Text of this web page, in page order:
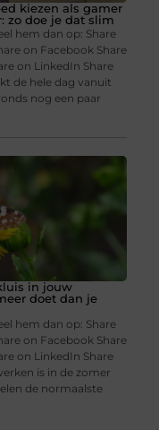
kiezen als gamer
zo doe je dat slim
hem dan op: Share
on Facebook Share
on LinkedIn Share
de hele dag vanuit
nog een paar
in jouw
doet dan je
hem dan op: Share
on Facebook Share
on LinkedIn Share
is in de zomer
de normaalste